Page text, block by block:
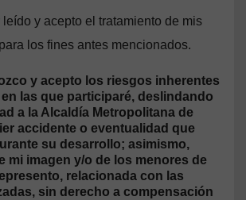
leído y acepto el tratamiento de mis
los fines antes mencionados.
y acepto los riesgos inherentes
las que participaré, deslindando
a la Alcaldía Metropolitana de
accidente o eventualidad que
su desarrollo; asimismo,
mi imagen y/o de los menores de
relacionada con las
sin derecho a compensación